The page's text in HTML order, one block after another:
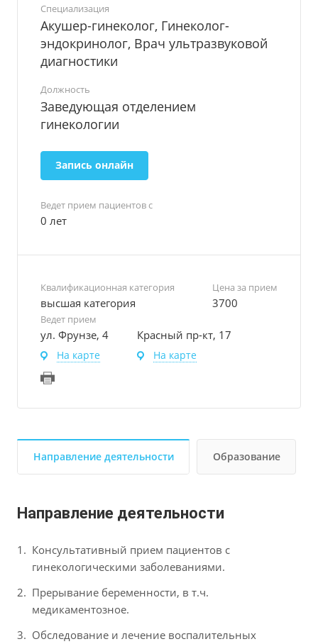
Специализация
Акушер-гинеколог, Гинеколог-
эндокринолог, Врач ультразвуковой
диагностики
Должность
Заведующая отделением
гинекологии
Запись онлайн
Ведет прием пациентов с
0 лет
Квалификационная категория
высшая категория
Цена за прием
3700
Ведет прием
ул. Фрунзе, 4
На карте
Красный пр-кт, 17
На карте
Направление деятельности Образование
Направление деятельности
Консультативный прием пациентов с
гинекологическими заболеваниями.
Прерывание беременности, в т.ч.
медикаментозное.
Обследование и лечение воспалительных